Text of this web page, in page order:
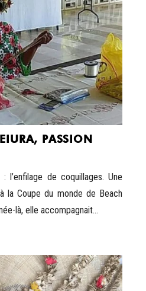
PASSION
l’enfilage de coquillages. Une
la Coupe du monde de Beach
là, elle accompagnait...